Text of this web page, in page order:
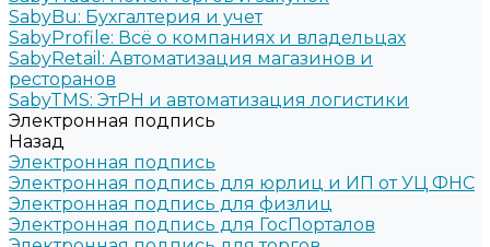
SabyBu: Бухгалтерия и учет
SabyProfile: Всё о компаниях и владельцах
SabyRetail: Автоматизация магазинов и
ресторанов
SabyTMS: ЭтРН и автоматизация логистики
Электронная подпись
Назад
Электронная подпись
Электронная подпись для юрлиц и ИП от УЦ ФНС
Электронная подпись для физлиц
Электронная подпись для ГосПорталов